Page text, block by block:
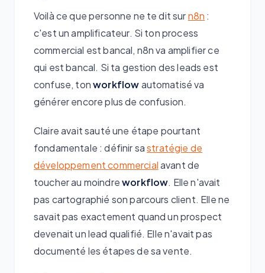
Voilà ce que personne ne te dit surn8n :
c'est un amplificateur. Si ton process
commercial est bancal, n8n va amplifier ce
qui est bancal. Si ta gestion des leads est
confuse, tonworkflowautomatisé va
générer encore plus de confusion.
Claire avait sauté une étape pourtant
fondamentale : définir sastratégie de
développement commercialavant de
toucher au moindreworkflow. Elle n'avait
pas cartographié son parcours client. Elle ne
savait pas exactement quand un prospect
devenait un lead qualifié. Elle n'avait pas
documenté les étapes de sa vente.